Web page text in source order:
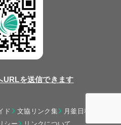
URLを送信できます
ド 文協リンク集
月釜日程表